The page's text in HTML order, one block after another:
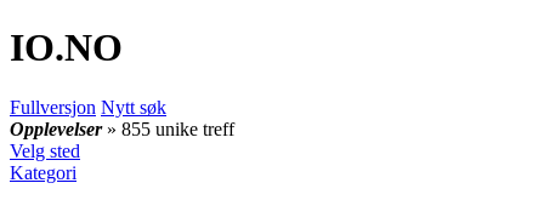
IO.NO
Fullversjon Nytt søk
Opplevelser » 855 unike treff
Velg sted
Kategori